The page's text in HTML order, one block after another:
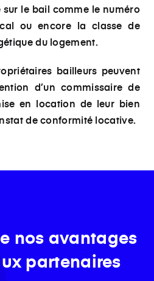
le bail comme le numéro
ou encore la classe de
du logement.
bailleurs peuvent
d’un commissaire de
en location de leur bien
de conformité locative.
nos avantages
partenaires